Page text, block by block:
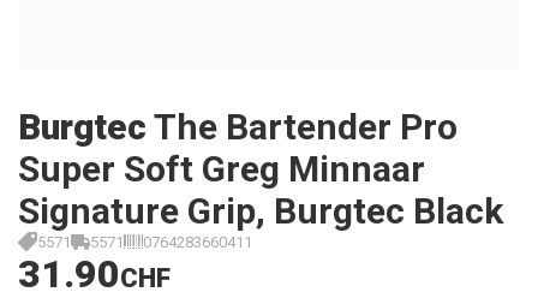
Burgtec The Bartender Pro
Super Soft Greg Minnaar
Signature Grip, Burgtec Black
5571 5571 0764283660411
31.90CHF